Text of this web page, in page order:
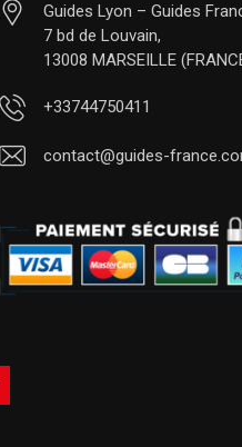
Guides Lyon – Guides
7 bd de Louvain,
13008 MARSEILLE
+33744750411
contact@guides-